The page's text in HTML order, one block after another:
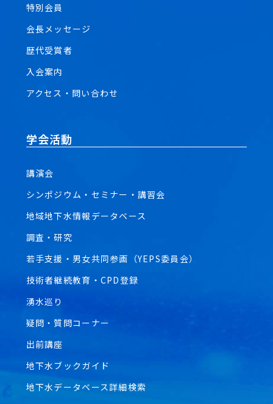
特別会員
会長メッセージ
歴代受賞者
入会案内
アクセス・問い合わせ
学会活動
講演会
シンポジウム・セミナー・講習会
地域地下水情報データベース
調査・研究
若手支援・男女共同参画（YEPS委員会）
技術者継続教育・CPD登録
湧水巡り
疑問・質問コーナー
出前講座
地下水ブックガイド
地下水データベース詳細検索